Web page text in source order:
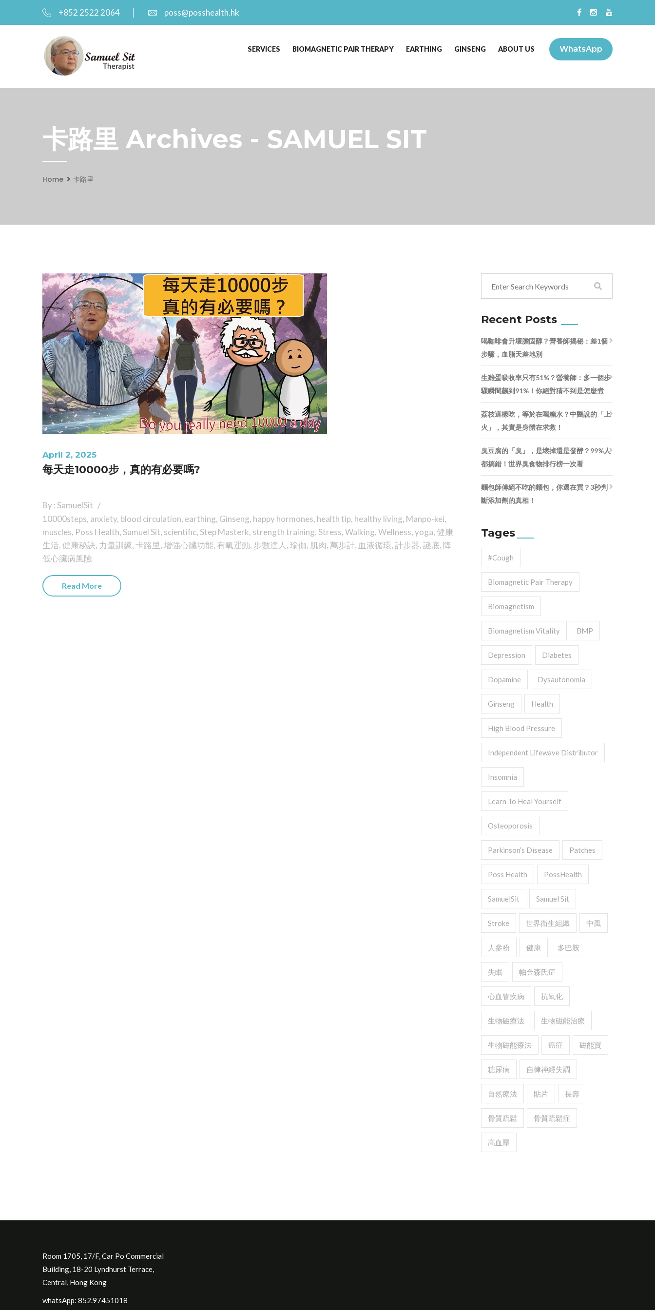
+852 2522 2064 poss@posshealth.hk
WhatsApp
SERVICES BIOMAGNETIC PAIR THERAPY EARTHING GINSENG ABOUT US
卡路里 Archives - SAMUEL SIT
Home 卡路里
April 2, 2025
每天走10000步，真的有必要嗎?
By : SamuelSit
10000steps, anxiety, blood circulation, earthing, Ginseng, happy hormones, health tip, healthy living, Manpo-kei,
muscles, Poss Health, Samuel Sit, scientific, Step Masterk, strength training, Stress,Walking,Wellness,yoga,健康
生活,健康秘訣, 力量訓練,卡路里,增強心臟功能, 有氧運動, 步數達人 ,瑜伽, 肌肉,萬步計, 血液循環,計步器,謎底, 降
低心臟病風險
Read More
Recent Posts
喝咖啡會升壞膽固醇？營養師揭秘：差1個
步驟，血脂天差地別
生雞蛋吸收率只有51%？營養師：多一個步
驟瞬間飆到91%！你絕對猜不到是怎麼煮
荔枝這樣吃，等於在喝糖水？中醫說的「上
火」，其實是身體在求救！
臭豆腐的「臭」，是壞掉還是發酵？99%人
都搞錯！世界臭食物排行榜一次看
麵包師傅絕不吃的麵包，你還在買？3秒判
斷添加劑的真相！
Tages
#cough
Biomagnetic Pair Therapy
Biomagnetism
Biomagnetism Vitality BMP
Depression Diabetes
Dopamine Dysautonomia
Ginseng Health
High Blood Pressure
Independent Lifewave Distributor
Insomnia
Learn To Heal Yourself
Osteoporosis
Parkinson’s Disease Patches
Poss Health PossHealth
SamuelSit Samuel Sit
Stroke 世界衛生組織 中風
人參粉 健康 多巴胺
失眠 帕金森氏症
心血管疾病 抗氧化
生物磁療法 生物磁能治療
生物磁能療法 癌症 磁能寶
糖尿病 自律神經失調
自然療法 貼片 長壽
骨質疏鬆 骨質疏鬆症
高血壓
Room 1705, 17/F, Car Po Commercial
Building, 18-20 Lyndhurst Terrace,
Central, Hong Kong
whatsApp: 852.97451018